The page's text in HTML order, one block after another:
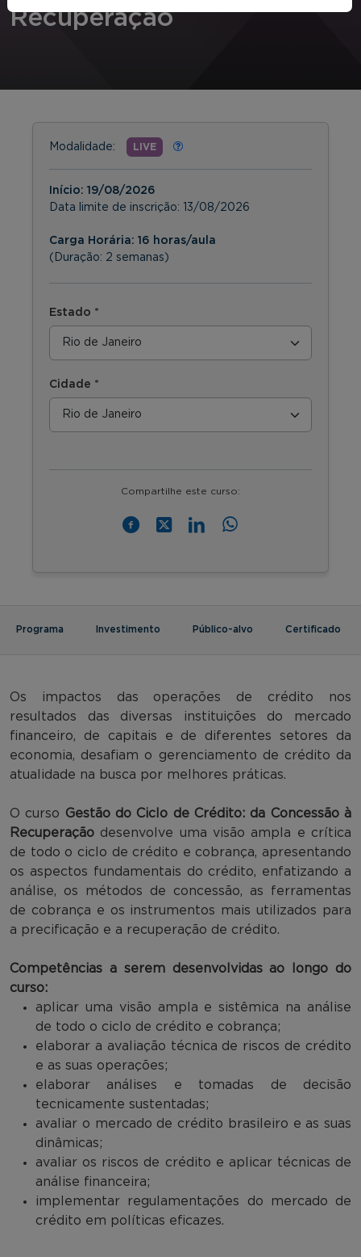
Recuperação
Modalidade: LIVE
Início: 19/08/2026
Data limite de inscrição: 13/08/2026
Carga Horária: 16 horas/aula
(Duração: 2 semanas)
Estado *
Cidade *
Compartilhe este curso:
Programa Investimento Público-alvo Certificado
Os impactos das operações de crédito nos
resultados das diversas instituições do mercado
financeiro, de capitais e de diferentes setores da
economia, desafiam o gerenciamento de crédito da
atualidade na busca por melhores práticas.
O curso Gestão do Ciclo de Crédito: da Concessão à
Recuperação desenvolve uma visão ampla e crítica
de todo o ciclo de crédito e cobrança, apresentando
os aspectos fundamentais do crédito, enfatizando a
análise, os métodos de concessão, as ferramentas
de cobrança e os instrumentos mais utilizados para
a precificação e a recuperação de crédito.
Competências a serem desenvolvidas ao longo do
curso:
aplicar uma visão ampla e sistêmica na análise
de todo o ciclo de crédito e cobrança;
elaborar a avaliação técnica de riscos de crédito
e as suas operações;
elaborar análises e tomadas de decisão
tecnicamente sustentadas;
avaliar o mercado de crédito brasileiro e as suas
dinâmicas;
avaliar os riscos de crédito e aplicar técnicas de
análise financeira;
implementar regulamentações do mercado de
crédito em políticas eficazes.